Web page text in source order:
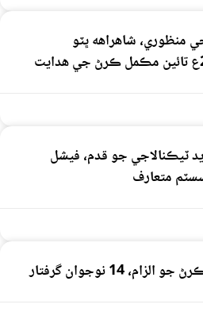
منظوري، شاهراهه ڀٽو
ٽيڪنالاجي جو قدم، فيشل
متعارف
14 نوجوان گرفتار